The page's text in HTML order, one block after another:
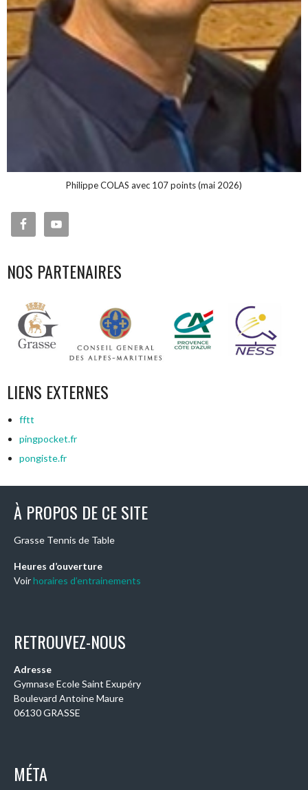
Philippe COLAS avec 107 points (mai 2026)
NOS PARTENAIRES
LIENS EXTERNES
fftt
pingpocket.fr
pongiste.fr
À PROPOS DE CE SITE
Grasse Tennis de Table
Heures d’ouverture
Voirhoraires d’entrainements
RETROUVEZ-NOUS
Adresse
Gymnase Ecole Saint Exupéry
Boulevard Antoine Maure
06130 GRASSE
MÉTA